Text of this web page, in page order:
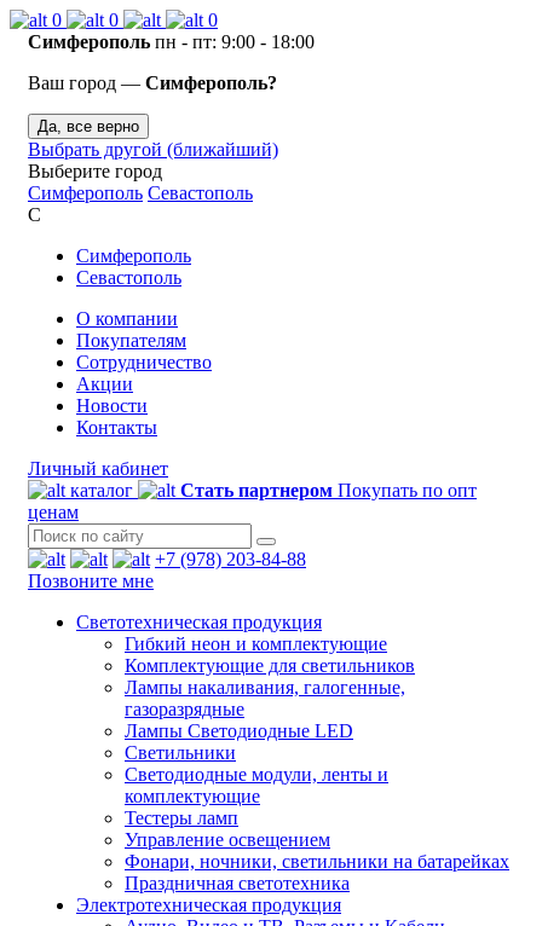
0 0
0
Симферополь пн - пт: 9:00 - 18:00
Ваш город — Симферополь?
Да, все верно
Выбрать другой (ближайший)
Выберите город
Симферополь Севастополь
С
Симферополь
Севастополь
О компании
Покупателям
Сотрудничество
Акции
Новости
Контакты
Личный кабинет
каталог
Стать партнером Покупать по опт
ценам
+7 (978) 203-84-88
Позвоните мне
Светотехническая продукция
Гибкий неон и комплектующие
Комплектующие для светильников
Лампы накаливания, галогенные,
газоразрядные
Лампы Светодиодные LED
Светильники
Светодиодные модули, ленты и
комплектующие
Тестеры ламп
Управление освещением
Фонари, ночники, светильники на батарейках
Праздничная светотехника
Электротехническая продукция